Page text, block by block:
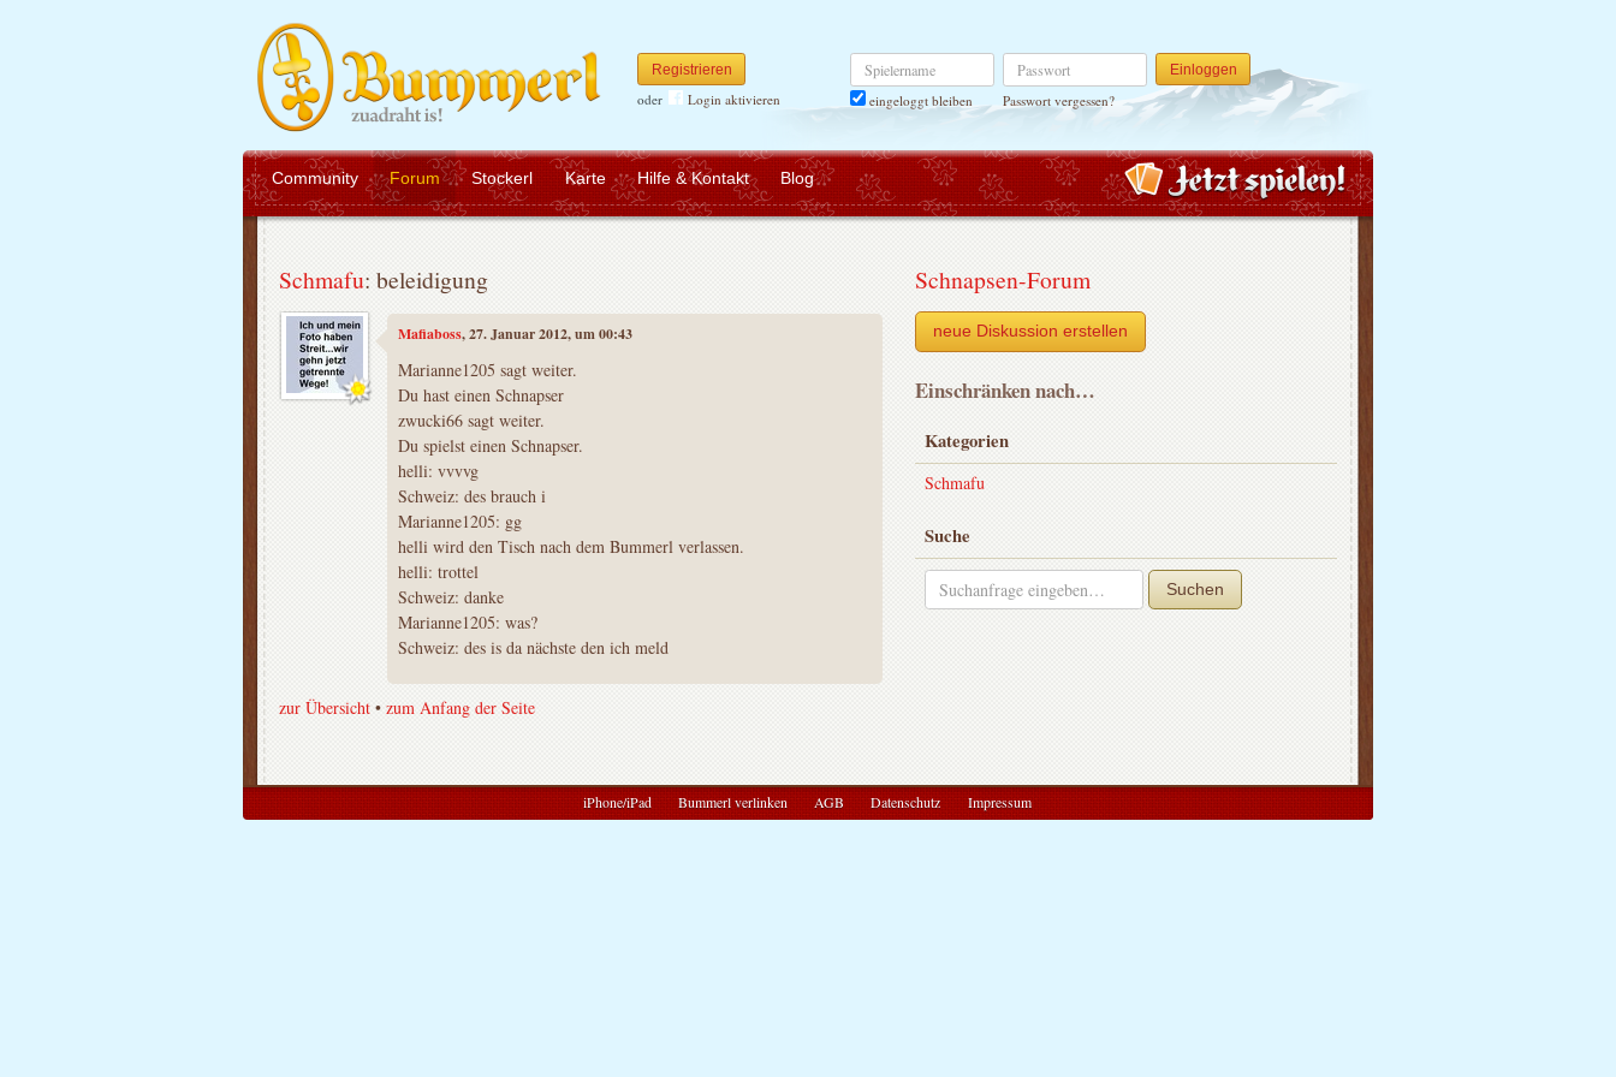
Registrieren
oder Login aktivieren
Spielername
eingeloggt bleiben
Passwort Einloggen
Passwort vergessen?
Community Forum Stockerl Karte Hilfe & Kontakt Blog
Schmafu: beleidigung
Mafiaboss, 27. Januar 2012, um 00:43
Marianne1205 sagt weiter.
Du hast einen Schnapser
zwucki66 sagt weiter.
Du spielst einen Schnapser.
helli: vvvvg
Schweiz: des brauch i
Marianne1205: gg
helli wird den Tisch nach dem Bummerl verlassen.
helli: trottel
Schweiz: danke
Marianne1205: was?
Schweiz: des is da nächste den ich meld
zur Übersicht • zum Anfang der Seite
Schnapsen-Forum
neue Diskussion erstellen
Einschränken nach…
Kategorien
Schmafu
Suche
Suchen
iPhone/iPad Bummerl verlinken AGB Datenschutz Impressum